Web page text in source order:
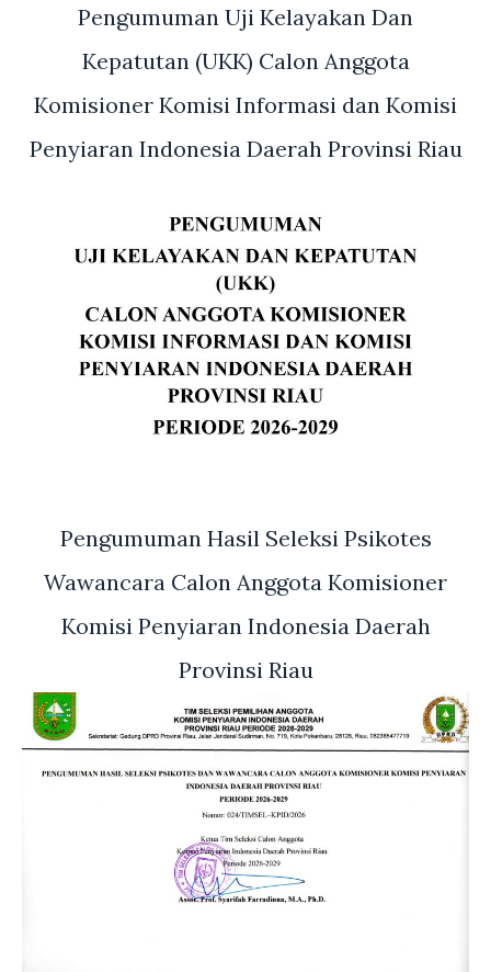
Pengumuman Uji Kelayakan Dan
Kepatutan (UKK) Calon Anggota
Komisioner Komisi Informasi dan Komisi
Penyiaran Indonesia Daerah Provinsi Riau
Pengumuman Hasil Seleksi Psikotes
Wawancara Calon Anggota Komisioner
Komisi Penyiaran Indonesia Daerah
Provinsi Riau